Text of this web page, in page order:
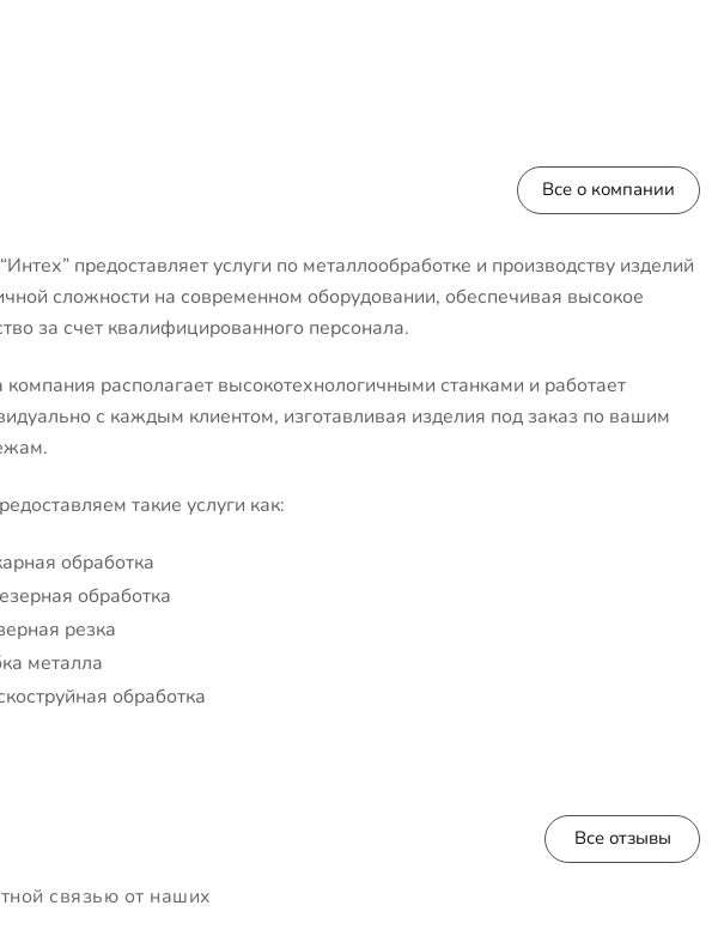
Все о компании
предоставляет услуги по металлообработке и производству изделий
сложности на современном оборудовании, обеспечивая высокое
за счет квалифицированного персонала.
располагает высокотехнологичными станками и работает
с каждым клиентом, изготавливая изделия под заказ по вашим
такие услуги как:
обработка
обработка
резка
металла
обработка
связью от наших
Все отзывы